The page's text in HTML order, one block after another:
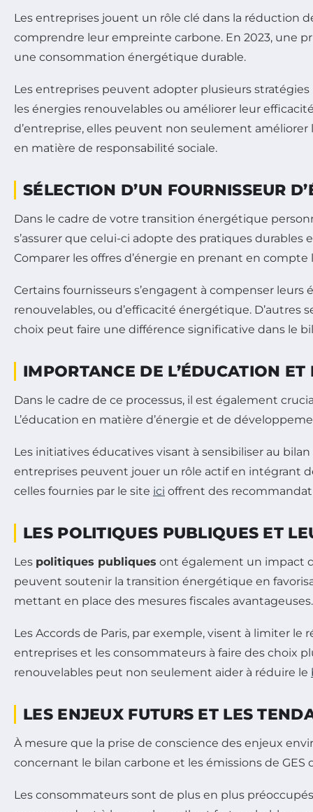
Les entreprises jouent un rôle clé dans la réduction
comprendre leur empreinte carbone. En 2023, une
une consommation énergétique durable.
Les entreprises peuvent adopter plusieurs
les énergies renouvelables ou améliorer leur
d’entreprise, elles peuvent non seulement
en matière de responsabilité sociale.
SÉLECTION D’UN FOURNISSEUR
Dans le cadre de votre transition énergétique
s’assurer que celui-ci adopte des pratiques
Comparer les offres d’énergie en prenant en
Certains fournisseurs s’engagent à compenser
renouvelables, ou d’efficacité énergétique.
choix peut faire une différence significative dans le
IMPORTANCE DE L’ÉDUCATION
Dans le cadre de ce processus, il est également
L’éducation en matière d’énergie et de
Les initiatives éducatives visant à sensibiliser au
entreprises peuvent jouer un rôle actif en intégrant
celles fournies par le site ici offrent des
LES POLITIQUES PUBLIQUES ET
Les politiques publiques ont également un impact
peuvent soutenir la transition énergétique en
mettant en place des mesures fiscales avantageuses.
Les Accords de Paris, par exemple, visent à limiter
entreprises et les consommateurs à faire des choix
renouvelables peut non seulement aider à réduire le
LES ENJEUX FUTURS ET LES
À mesure que la prise de conscience des enjeux
concernant le bilan carbone et les émissions de
Les consommateurs sont de plus en plus